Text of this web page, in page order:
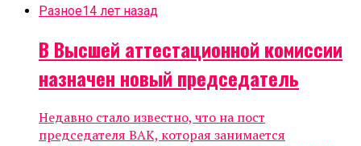
Разное14 лет назад
В Высшей аттестационной комиссии
назначен новый председатель
Недавно стало известно, что на пост
председателя ВАК, которая занимается